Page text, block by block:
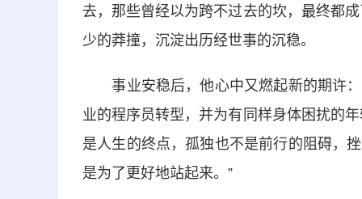
去，那些曾经以为跨不过去的坎，最终都
少的莽撞，沉淀出历经世事的沉稳。
事业安稳后，他心中又燃起新的期许：
业的程序员转型，并为有同样身体困扰的
是人生的终点，孤独也不是前行的阻碍，
是为了更好地站起来。”